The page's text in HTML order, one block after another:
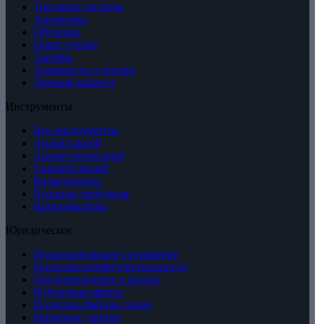
Торговые сигналы
Аналитика
Обучение
Наши сделки
Тарифы
Лояльность и скидки
Личный кабинет
Инструменты
Все инструменты
Анализ акций
Анализ облигаций
Скринер акций
Калькуляторы
Позиции трейдеров
Криптовалюты
Юридическое
Пользовательское соглашение
Политика конфиденциальности
Предупреждение о рисках
Публичная оферта
Политика файлов cookie
Биржевые данные